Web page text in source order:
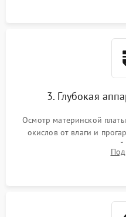
3. Глубокая
Осмотр материнской
окислов от влаги и
дежурных
мультиконтроллера,